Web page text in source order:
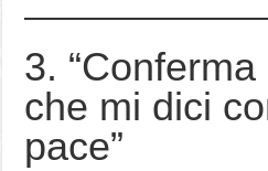
3.
che mi dici
pace”